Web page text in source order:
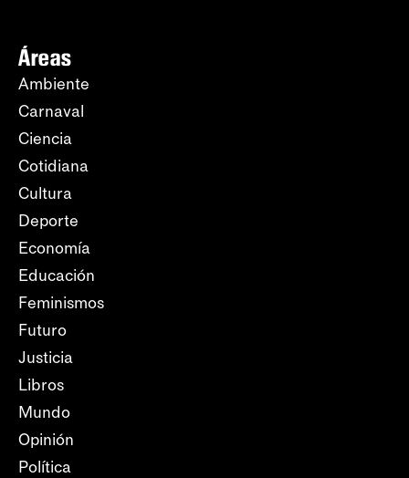
Áreas
Ambiente
Carnaval
Ciencia
Cotidiana
Cultura
Deporte
Economía
Educación
Feminismos
Futuro
Justicia
Libros
Mundo
Opinión
Política